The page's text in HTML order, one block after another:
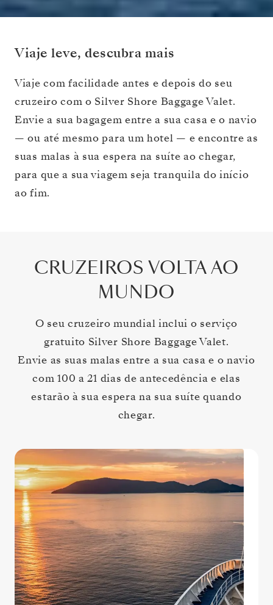
Viaje leve, descubra mais
Viaje com facilidade antes e depois do seu
cruzeiro com o Silver Shore Baggage Valet.
Envie a sua bagagem entre a sua casa e o navio
— ou até mesmo para um hotel — e encontre as
suas malas à sua espera na suíte ao chegar,
para que a sua viagem seja tranquila do início
ao fim.
CRUZEIROS VOLTA AO
MUNDO
O seu cruzeiro mundial inclui o serviço
gratuito Silver Shore Baggage Valet.
Envie as suas malas entre a sua casa e o navio
com 100 a 21 dias de antecedência e elas
estarão à sua espera na sua suíte quando
chegar.